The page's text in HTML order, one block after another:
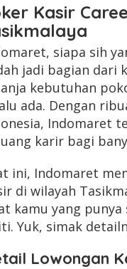
Kasir
siapa sih
jadi bagian dari
kebutuhan
ada. Dengan
Indomaret
karir bagi
ini, Indomaret
di wilayah
kamu yang
Yuk, simak
Lowongan